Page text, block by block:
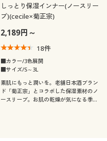
しっとり保湿インナー(ノースリー
ブ)(cecile×菊正宗)
2,189円～
18件
■カラー/3色展開
■サイズ/S～3L
素肌にもっと潤いを。老舗日本酒ブラン
ド「菊正宗」とコラボした保湿素材のノ
ースリーブ。お肌の乾燥が気になる季節